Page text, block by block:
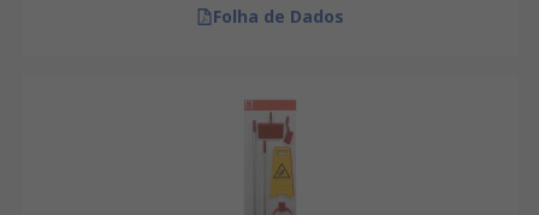
Folha de Dados